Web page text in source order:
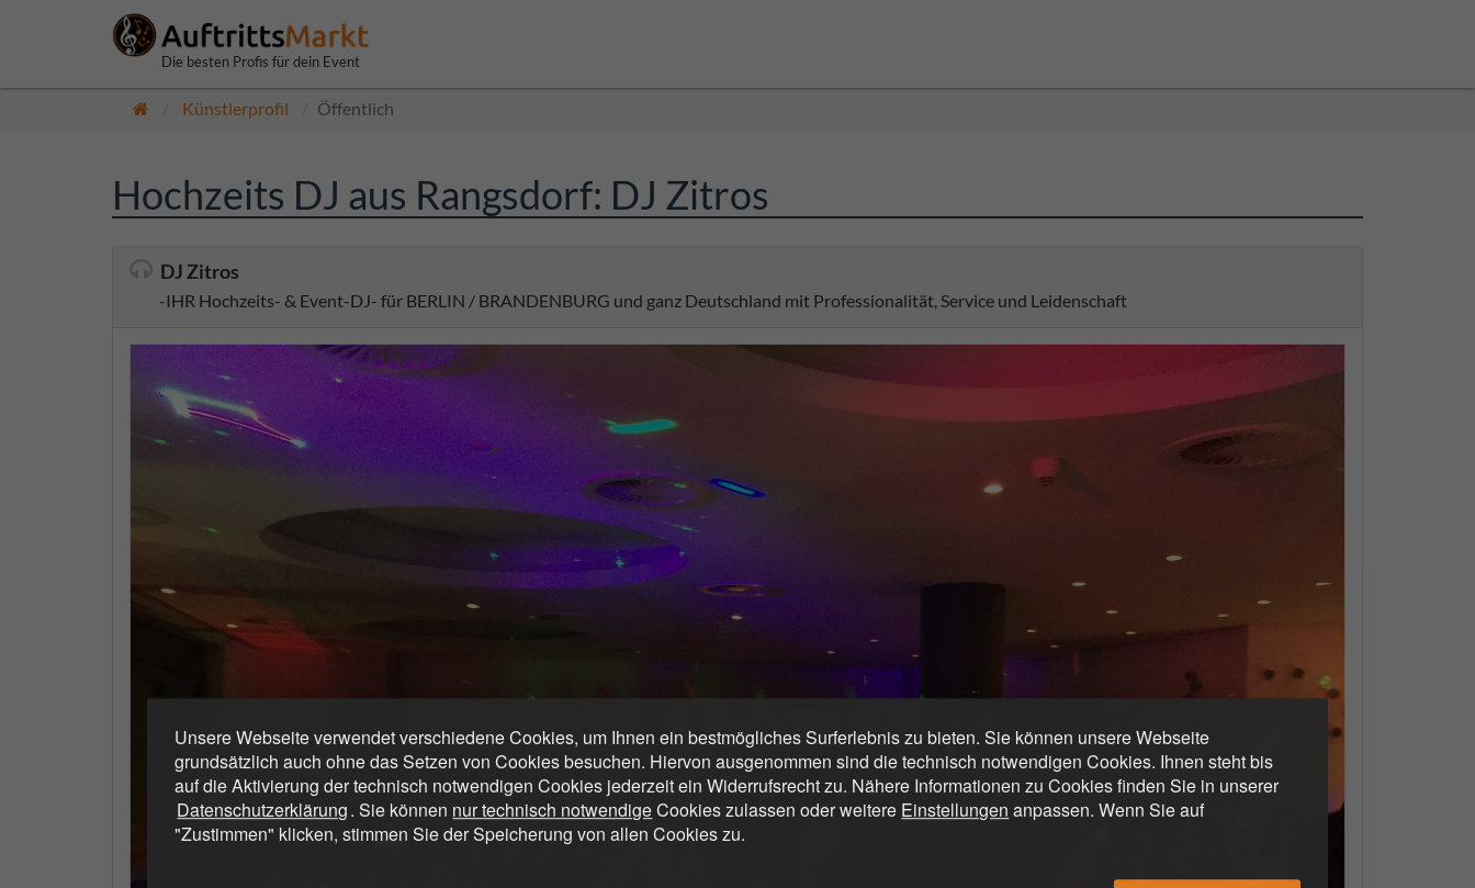
Unsere Webseite verwendet verschiedene Cookies, um Ihnen ein bestmögliches Surferlebnis zu bieten. Sie können unsere Webseite
grundsätzlich auch ohne das Setzen von Cookies besuchen. Hiervon ausgenommen sind die technisch notwendigen Cookies. Ihnen steht bis
auf die Aktivierung der technisch notwendigen Cookies jederzeit ein Widerrufsrecht zu. Nähere Informationen zu Cookies finden Sie in unserer
Datenschutzerklärung. Sie können nur technisch notwendigeCookies zulassen oder weitere Einstellungen anpassen. Wenn Sie auf
"Zustimmen" klicken, stimmen Sie der Speicherung von allen Cookies zu.
Die besten Profis für dein Event
Künstlerprofil Öffentlich
Hochzeits DJ aus Rangsdorf: DJ Zitros
DJ Zitros
-IHR Hochzeits- & Event-DJ- für BERLIN / BRANDENBURG und ganz Deutschland mit Professionalität, Service und Leidenschaft